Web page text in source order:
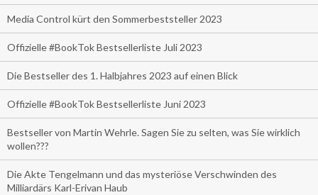
Media Control kürt den Sommerbeststeller 2023
Offizielle #BookTok Bestsellerliste Juli 2023
Die Bestseller des 1. Halbjahres 2023 auf einen Blick
Offizielle #BookTok Bestsellerliste Juni 2023
Bestseller von Martin Wehrle. Sagen Sie zu selten, was Sie wirklich
wollen???
Die Akte Tengelmann und das mysteriöse Verschwinden des
Milliardärs Karl-Erivan Haub